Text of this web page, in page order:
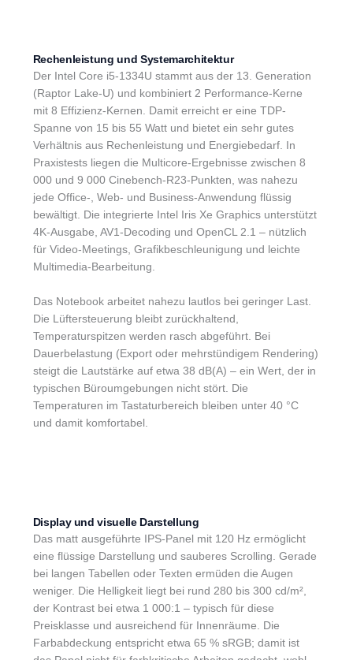
Rechenleistung und Systemarchitektur
Der Intel Core i5-1334U stammt aus der 13. Generation
(Raptor Lake-U) und kombiniert 2 Performance-Kerne
mit 8 Effizienz-Kernen. Damit erreicht er eine TDP-
Spanne von 15 bis 55 Watt und bietet ein sehr gutes
Verhältnis aus Rechenleistung und Energiebedarf. In
Praxistests liegen die Multicore-Ergebnisse zwischen 8
000 und 9 000 Cinebench-R23-Punkten, was nahezu
jede Office-, Web- und Business-Anwendung flüssig
bewältigt. Die integrierte Intel Iris Xe Graphics unterstützt
4K-Ausgabe, AV1-Decoding und OpenCL 2.1 – nützlich
für Video-Meetings, Grafikbeschleunigung und leichte
Multimedia-Bearbeitung.
Das Notebook arbeitet nahezu lautlos bei geringer Last.
Die Lüftersteuerung bleibt zurückhaltend,
Temperaturspitzen werden rasch abgeführt. Bei
Dauerbelastung (Export oder mehrstündigem Rendering)
steigt die Lautstärke auf etwa 38 dB(A) – ein Wert, der in
typischen Büroumgebungen nicht stört. Die
Temperaturen im Tastaturbereich bleiben unter 40 °C
und damit komfortabel.
Display und visuelle Darstellung
Das matt ausgeführte IPS-Panel mit 120 Hz ermöglicht
eine flüssige Darstellung und sauberes Scrolling. Gerade
bei langen Tabellen oder Texten ermüden die Augen
weniger. Die Helligkeit liegt bei rund 280 bis 300 cd/m²,
der Kontrast bei etwa 1 000:1 – typisch für diese
Preisklasse und ausreichend für Innenräume. Die
Farbabdeckung entspricht etwa 65 % sRGB; damit ist